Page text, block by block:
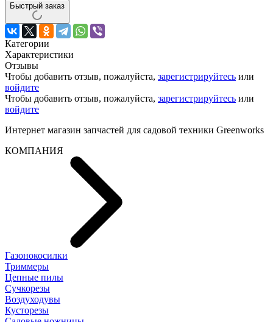
Быстрый заказ
Категории
Характеристики
Отзывы
Чтобы добавить отзыв, пожалуйста, зарегистрируйтесь или
войдите
Чтобы добавить отзыв, пожалуйста, зарегистрируйтесь или
войдите
Интернет магазин запчастей для садовой техники Greenworks
КОМПАНИЯ
Газонокосилки
Триммеры
Цепные пилы
Cучкорезы
Воздуходувы
Кусторезы